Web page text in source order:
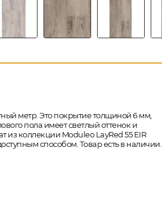
метр. Это покрытие толщиной 6 мм,
пола имеет светлый оттенок и
из коллекции Moduleo LayRed 55 EIR
способом. Товар есть в наличии.